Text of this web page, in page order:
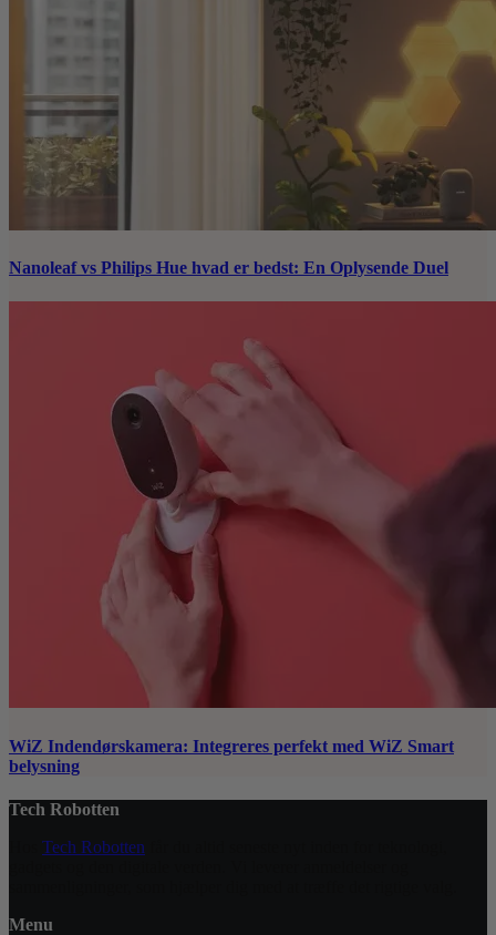
Nanoleaf vs Philips Hue hvad er bedst: En Oplysende Duel
WiZ Indendørskamera: Integreres perfekt med WiZ Smart
belysning
Tech Robotten
Tech Robotten
Menu